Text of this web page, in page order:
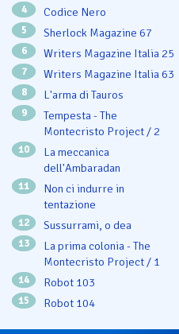
4 Codice Nero
5 Sherlock Magazine 67
6 Writers Magazine Italia 25
7 Writers Magazine Italia 63
8 L'arma di Tauros
9
Tempesta - The
Montecristo Project / 2
10
La meccanica
dell'Ambaradan
11
Non ci indurre in
tentazione
12 Sussurrami, o dea
13
La prima colonia - The
Montecristo Project / 1
14 Robot 103
15 Robot 104